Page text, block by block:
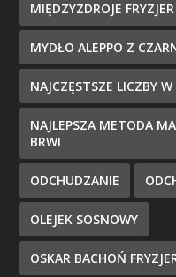
MIĘDZYZDROJE FRYZJER
MYDŁO ALEPPO Z
NAJCZĘSTSZE LICZBY
NAJLEPSZA METODA
BRWI
ODCHUDZANIE
OLEJEK SOSNOWY
OSKAR BACHOŃ